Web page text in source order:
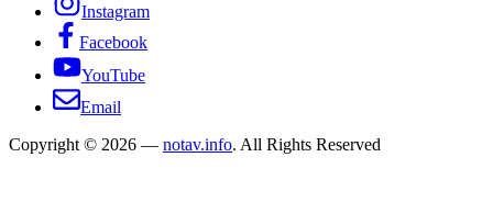
Instagram
Facebook
YouTube
Email
Copyright © 2026 — notav.info. All Rights Reserved